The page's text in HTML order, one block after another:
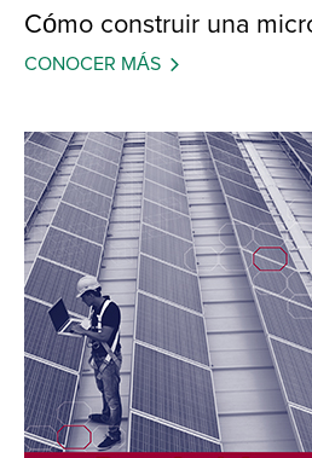
Cómo construir una
CONOCER MÁS